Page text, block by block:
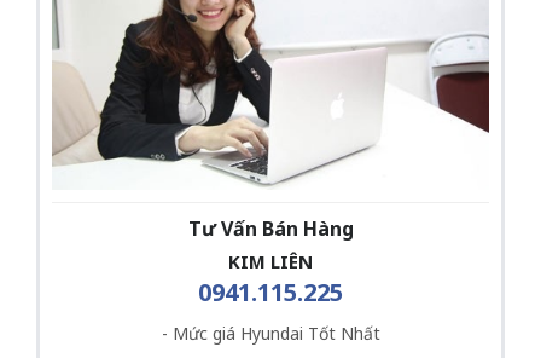
Tư Vấn Bán Hàng
KIM LIÊN
0941.115.225
- Mức giá Hyundai Tốt Nhất